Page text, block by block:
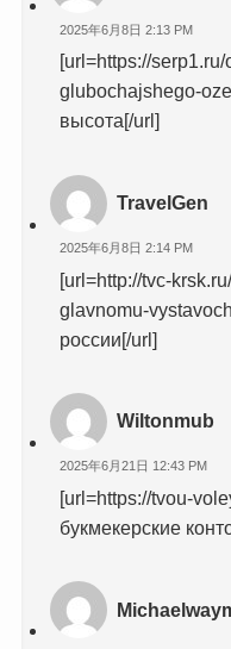
2025年6月8日 2:13 PM
[url=https://
glubochajshego-
высота[/url]
TravelGen
2025年6月8日 2:14 PM
[url=http://tvc-
glavnomu-
россии[/url]
Wiltonmub
2025年6月21日 12:43 PM
[url=https://tvou-
букмекерские